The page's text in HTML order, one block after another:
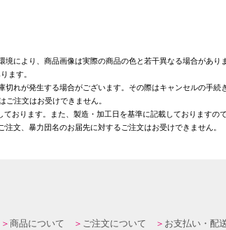
により、商品画像は実際の商品の色と若干異なる場合があ
ます。
れが発生する場合がございます。その際はキャンセルの手続
注文はお受けできません。
おります。また、製造・加工日を基準に記載しておりますの
文、暴力団名のお届先に対するご注文はお受けできません。
商品について ご注文について お支払い・配